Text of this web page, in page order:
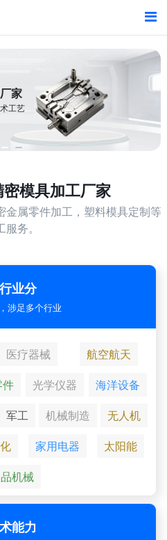
家
工艺
模具加工厂家
属零件加工，塑料模具定制等
服务。
业分
涉足多个行业
医疗器械
航空航天
光学仪器
海洋设备
军工 机械制造
无人机
家用电器
太阳能
机械
能力